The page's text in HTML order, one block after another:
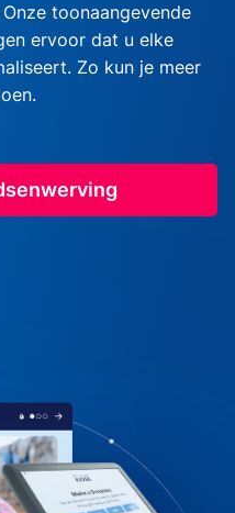
toonaangevende
ervoor dat u elke
Zo kun je meer